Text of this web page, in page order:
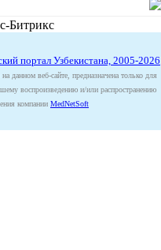
портал Узбекистана, 2005-2026
веб-сайте, предназначена только для
воспроизведению и/или распространению
компании MedNetSoft